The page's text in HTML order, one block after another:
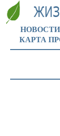
НОВОСТИ
КАРТА